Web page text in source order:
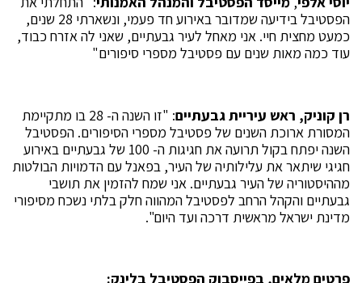
הפסטיבל בידיעה שמדובר באירוע חד פעמי, ונשארתי 28 שנים,
כמעט מחצית חיי. אני מאחל לעיר גבעתיים, שאני לה אזרח כבוד,
עוד כמה מאות שנים עם פסטיבל מספרי סיפורים"
רן קוניק, ראש עיריית גבעתיים
: "זו השנה ה- 28 בו מתקיימת
המסורת ארוכת השנים של פסטיבל מספרי הסיפורים. הפסטיבל
השנה יפתח בקול תרועה את חגיגות ה- 100 של גבעתיים באירוע
חגיגי שיתאר את עלילותיה של העיר, בפאנל עם הדמויות הבולטות
מההיסטוריה של העיר גבעתיים. אני שמח להזמין את תושבי
גבעתיים והקהל הרחב לפסטיבל המהווה חלק בלתי נשכח מסיפורי
מדינת ישראל מראשית דרכה ועד היום".
פרטים מלאים, בפייסבוק הפסטיבל בלינק: